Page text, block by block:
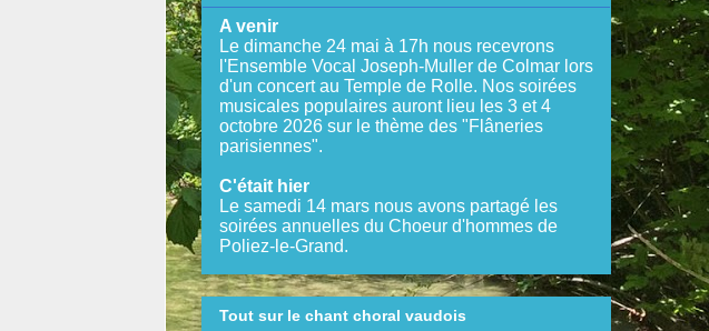
A venir
Le dimanche 24 mai à 17h nous recevrons
l'Ensemble Vocal Joseph-Muller de Colmar lors
d'un concert au Temple de Rolle. Nos soirées
musicales populaires auront lieu les 3 et 4
octobre 2026 sur le thème des "Flâneries
parisiennes".
C'était hier
Le samedi 14 mars nous avons partagé les
soirées annuelles du Choeur d'hommes de
Poliez-le-Grand.
Tout sur le chant choral vaudois